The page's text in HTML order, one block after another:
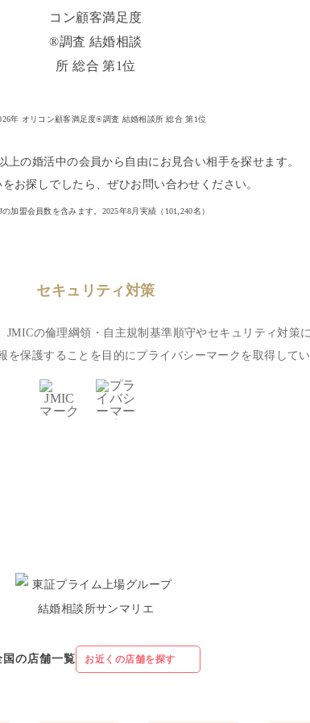
年 オリコン顧客満足度®調査 結婚相談所 総合 第1位
上の婚活中の会員から自由にお見合い相手を探せます。
お探しでしたら、ぜひお問い合わせください。
加盟会員数を含みます。2025年8月実績（ 101,240名）
セキュリティ対策
の倫理綱領・自主規制基準順守やセキュリティ対策
を保護することを目的にプライバシーマークを取得してい
国の店舗一覧 お近くの店舗を探す